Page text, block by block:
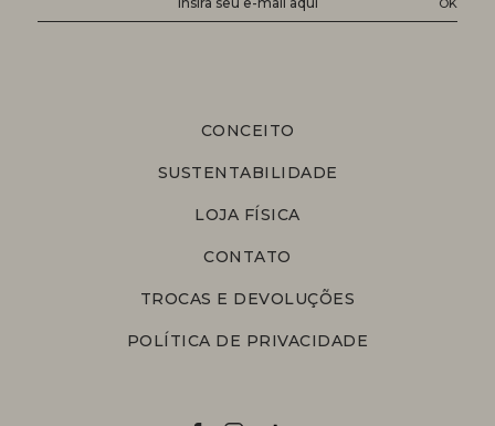
CONCEITO
SUSTENTABILIDADE
LOJA FÍSICA
CONTATO
TROCAS E DEVOLUÇÕES
POLÍTICA DE PRIVACIDADE